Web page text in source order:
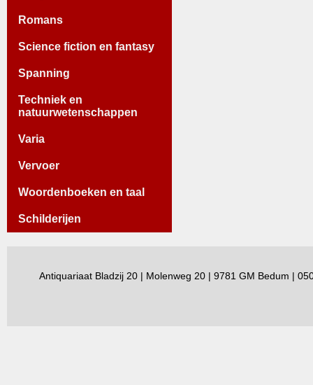
Romans
Science fiction en fantasy
Spanning
Techniek en
natuurwetenschappen
Varia
Vervoer
Woordenboeken en taal
Schilderijen
Antiquariaat Bladzij 20 | Molenweg 20 | 9781 GM Bedum |